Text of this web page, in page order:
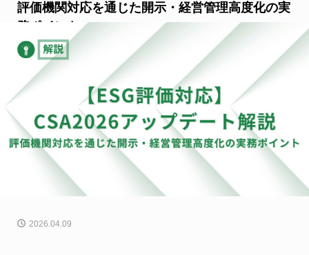
評価機関対応を通じた開示・経営管理高度化の実
務ポイント
2026.04.09